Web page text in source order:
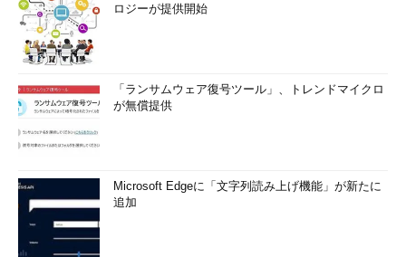
ロジーが提供開始
「ランサムウェア復号ツール」、トレンドマイクロ
が無償提供
Microsoft Edgeに「文字列読み上げ機能」が新たに
追加